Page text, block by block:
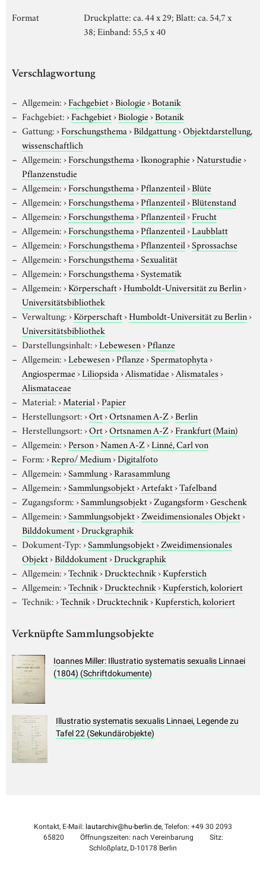
Format
Druckplatte: ca. 44 x 29; Blatt: ca. 54,7 x
38; Einband: 55,5 x 40
Verschlagwortung
Allgemein:›Fachgebiet›Biologie›Botanik
Fachgebiet:›Fachgebiet›Biologie›Botanik
Gattung:›Forschungsthema›Bildgattung›Objektdarstellung,
wissenschaftlich
Allgemein:›Forschungsthema›Ikonographie›Naturstudie›
Pflanzenstudie
Allgemein:›Forschungsthema›Pflanzenteil›Blüte
Allgemein:›Forschungsthema›Pflanzenteil›Blütenstand
Allgemein:›Forschungsthema›Pflanzenteil›Frucht
Allgemein:›Forschungsthema›Pflanzenteil›Laubblatt
Allgemein:›Forschungsthema›Pflanzenteil›Sprossachse
Allgemein:›Forschungsthema›Sexualität
Allgemein:›Forschungsthema›Systematik
Allgemein:›Körperschaft›Humboldt-Universität zu Berlin›
Universitätsbibliothek
Verwaltung:›Körperschaft›Humboldt-Universität zu Berlin›
Universitätsbibliothek
Darstellungsinhalt:›Lebewesen›Pflanze
Allgemein:›Lebewesen›Pflanze›Spermatophyta›
Angiospermae›Liliopsida›Alismatidae›Alismatales›
Alismataceae
Material:›Material›Papier
Herstellungsort:›Ort›Ortsnamen A-Z›Berlin
Herstellungsort:›Ort›Ortsnamen A-Z›Frankfurt (Main)
Allgemein:›Person›Namen A-Z›Linné, Carl von
Form:›Repro/ Medium›Digitalfoto
Allgemein:›Sammlung›Rarasammlung
Allgemein:›Sammlungsobjekt›Artefakt›Tafelband
Zugangsform:›Sammlungsobjekt›Zugangsform›Geschenk
Allgemein:›Sammlungsobjekt›Zweidimensionales Objekt›
Bilddokument›Druckgraphik
Dokument-Typ:›Sammlungsobjekt›Zweidimensionales
Objekt›Bilddokument›Druckgraphik
Allgemein:›Technik›Drucktechnik›Kupferstich
Allgemein:›Technik›Drucktechnik›Kupferstich, koloriert
Technik:›Technik›Drucktechnik›Kupferstich, koloriert
Verknüpfte Sammlungsobjekte
Ioannes Miller: Illustratio systematis sexualis Linnaei
(1804) (Schriftdokumente)
Illustratio systematis sexualis Linnaei, Legende zu
Tafel 22 (Sekundärobjekte)
Kontakt, E-Mail: lautarchiv@hu-berlin.de, Telefon: +49 30 2093
65820
Öffnungszeiten: nach Vereinbarung
Sitz:
Schloßplatz, D-10178 Berlin